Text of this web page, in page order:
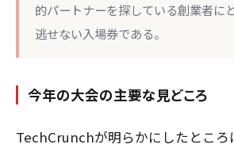
的パートナーを探している創業者に
逃せない入場券である。
今年の大会の主要な見どころ
TechCrunchが明らかにしたところ